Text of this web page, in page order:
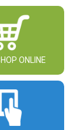
ONLINE